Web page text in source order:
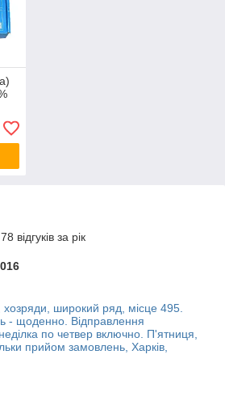
відгуків за рік
широкий ряд, місце 495.
- щоденно. Відправлення
по четвер включно. П'ятниця,
прийом замовлень, Харків,